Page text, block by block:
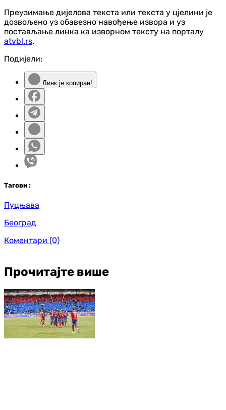
Преузимање дијелова текста или текста у цјелини је
дозвољено уз обавезно навођење извора и уз
постављање линка ка изворном тексту на порталу
atvbl.rs.
Подијели:
Линк је копиран!
Тагови :
Пуцњава
Београд
Коментари (0)
Прочитајте више